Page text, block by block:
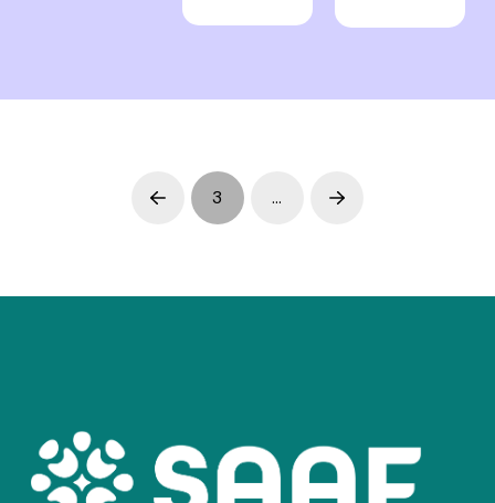
Prev 3 … Next